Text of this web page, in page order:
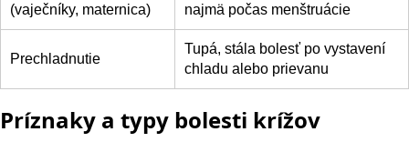
(vaječníky, maternica)
najmä počas menštruácie
Prechladnutie
Tupá, stála bolesť po vystavení
chladu alebo prievanu
Príznaky a typy bolesti krížov